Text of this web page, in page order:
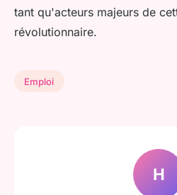
tant qu'acteurs majeurs de
révolutionnaire.
Emploi
H